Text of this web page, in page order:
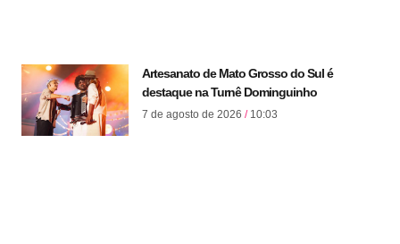
Artesanato de Mato Grosso do Sul é
destaque na Turnê Dominguinho
7 de agosto de 2026 10:03